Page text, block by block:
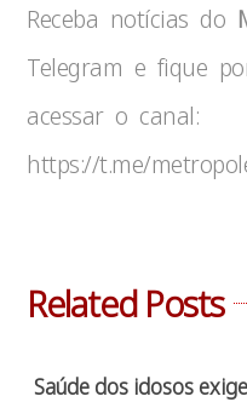
Receba notícias do
Telegram e fique
acessar o canal:
https://t.me/
Related Posts
Saúde dos idosos